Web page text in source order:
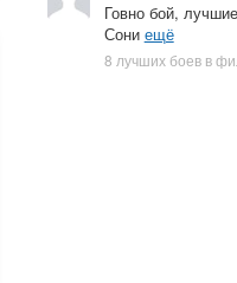
Говно бой,
Сони ещё